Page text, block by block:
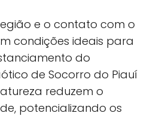
e o contato com o
condições ideais para
do
de Socorro do Piauí
reduzem o
potencializando os